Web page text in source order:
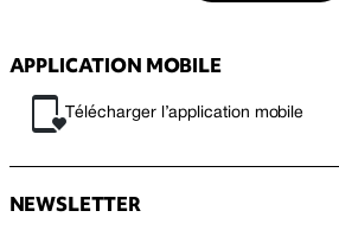
APPLICATION MOBILE
Télécharger l’application mobile
NEWSLETTER